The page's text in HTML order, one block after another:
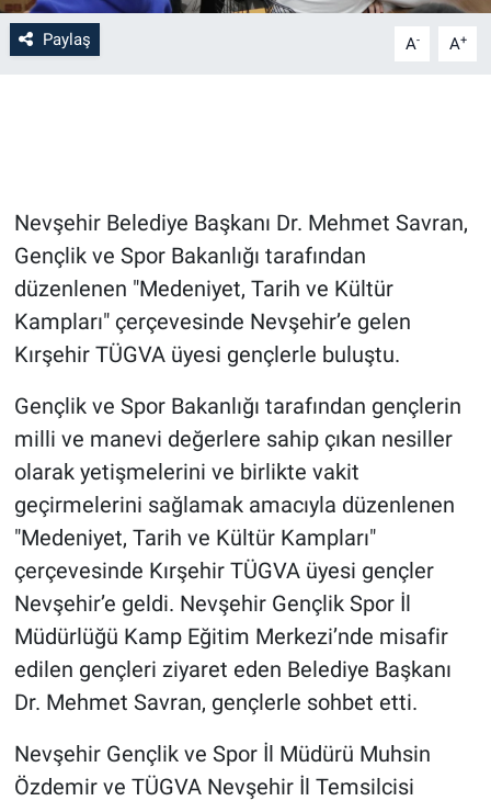
Paylaş A- A+
Nevşehir Belediye Başkanı Dr. Mehmet Savran,
Gençlik ve Spor Bakanlığı tarafından
düzenlenen "Medeniyet, Tarih ve Kültür
Kampları" çerçevesinde Nevşehir’e gelen
Kırşehir TÜGVA üyesi gençlerle buluştu.
Gençlik ve Spor Bakanlığı tarafından gençlerin
milli ve manevi değerlere sahip çıkan nesiller
olarak yetişmelerini ve birlikte vakit
geçirmelerini sağlamak amacıyla düzenlenen
"Medeniyet, Tarih ve Kültür Kampları"
çerçevesinde Kırşehir TÜGVA üyesi gençler
Nevşehir’e geldi. Nevşehir Gençlik Spor İl
Müdürlüğü Kamp Eğitim Merkezi’nde misafir
edilen gençleri ziyaret eden Belediye Başkanı
Dr. Mehmet Savran, gençlerle sohbet etti.
Nevşehir Gençlik ve Spor İl Müdürü Muhsin
Özdemir ve TÜGVA Nevşehir İl Temsilcisi
Medya
Kayseri
Niğde
Kırşehir
Yerel
Genel
Asayiş
Kültür - Sanat
Politika
Magazin